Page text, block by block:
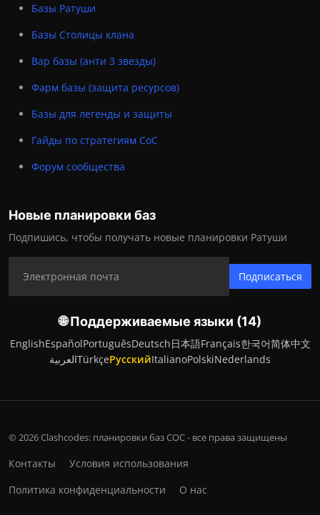
Базы Ратуши
Базы Столицы клана
Вар базы (анти 3 звезды)
Фарм базы (защита ресурсов)
Базы для легенды и защиты
Гайды по стратегиям CoC
Форум сообщества
Новые планировки баз
Подпишись, чтобы получать новые планировки Ратуши
Подписаться
🌐 Поддерживаемые языки (14)
EnglishEspañolPortuguêsDeutsch日本語Français한국어简体中文
العربيةTürkçeРусскийItalianoPolskiNederlands
© 2026 Clashcodes: планировки баз COC - все права защищены
Контакты
Условия использования
Политика конфиденциальности
О нас